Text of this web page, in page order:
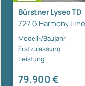
Bürstner Lyseo TD
727 G Harmony Line
Modell-/Baujahr
Erstzulassung
Leistung
79.900 €